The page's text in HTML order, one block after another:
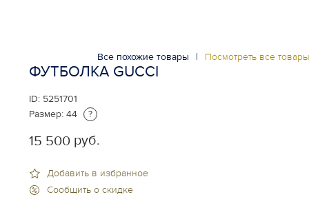
Все похожие товары | Посмотреть все
ФУТБОЛКА GUCCI
ID: 5251701
Размер: 44 ?
15 500 руб.
Добавить в избранное
Сообщить о скидке